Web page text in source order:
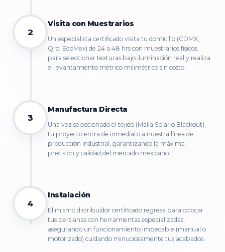
2
Visita con Muestrarios
Un especialista certificado visita tu domicilio (CDMX,
Qro, EdoMex) de 24 a 48 hrs con muestrarios físicos
para seleccionar texturas bajo iluminación real y realiza
el levantamiento métrico milimétrico sin costo.
3
Manufactura Directa
Una vez seleccionado el tejido (Malla Solar o Blackout),
tu proyecto entra de inmediato a nuestra línea de
producción industrial, garantizando la máxima
precisión y calidad del mercado mexicano.
4
Instalación
El mismo distribuidor certificado regresa para colocar
tus persianas con herramientas especializadas,
asegurando un funcionamiento impecable (manual o
motorizado) cuidando minuciosamente tus acabados.